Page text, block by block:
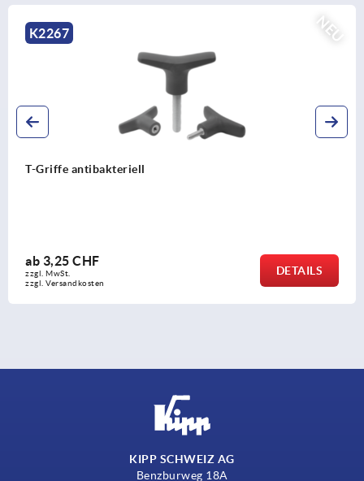
NEU
K2264
T-Griffe metall-detektierbar
ab 6,79 CHF
zzgl. MwSt.
zzgl. Versandkosten
DETAILS
KIPP SCHWEIZ AG
Benzburweg 18A